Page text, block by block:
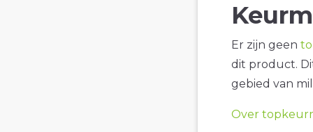
Er zijn geen
dit product.
gebied van
Over